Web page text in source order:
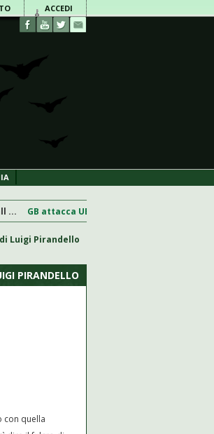
ACCEDI
...GB attacca UE sui pipistrelli e le chiese.
Luigi Pirandello
PIRANDELLO
con quella